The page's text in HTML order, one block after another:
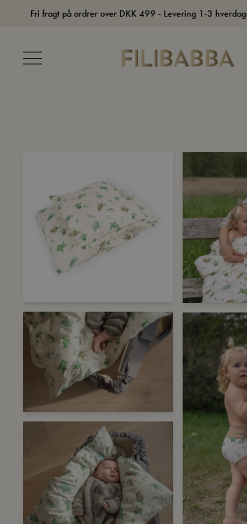
Fri fragt på ordrer over DKK 499 - Levering 1-3